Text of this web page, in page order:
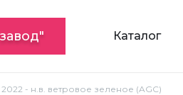
Каталог
2022 - н.в. ветровое зеленое (AGC)